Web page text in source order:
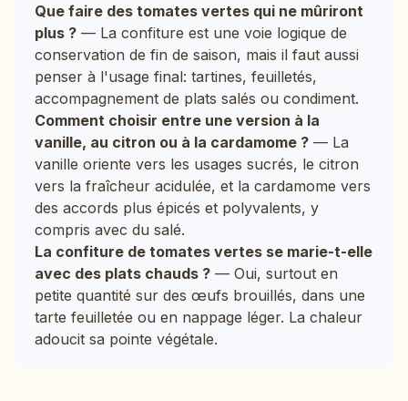
Que faire des tomates vertes qui ne mûriront
plus ? — La confiture est une voie logique de
conservation de fin de saison, mais il faut aussi
penser à l'usage final: tartines, feuilletés,
accompagnement de plats salés ou condiment.
Comment choisir entre une version à la
vanille, au citron ou à la cardamome ? — La
vanille oriente vers les usages sucrés, le citron
vers la fraîcheur acidulée, et la cardamome vers
des accords plus épicés et polyvalents, y
compris avec du salé.
La confiture de tomates vertes se marie-t-elle
avec des plats chauds ? — Oui, surtout en
petite quantité sur des œufs brouillés, dans une
tarte feuilletée ou en nappage léger. La chaleur
adoucit sa pointe végétale.